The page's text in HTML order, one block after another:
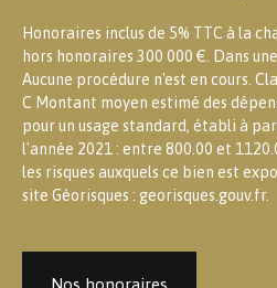
Honoraires inclus de 5% TTC à la
hors honoraires 300 000 €. Dans
Aucune procédure n'est en cours.
C Montant moyen estimé des
pour un usage standard, établi à
l'année 2021 : entre 800.00 et
les risques auxquels ce bien est
site Géorisques : georisques.gouv.fr.
Nos honoraires